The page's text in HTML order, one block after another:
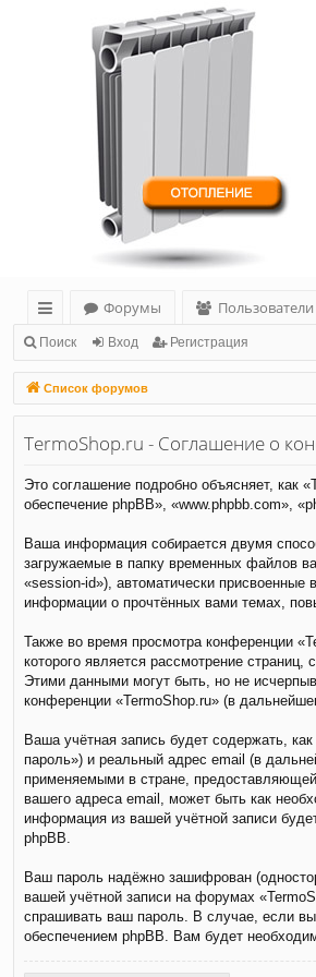
с
ы
лк
и
Форумы
Пользователи
Поиск Вход Регистрация
Список форумов
TermoShop.ru - Соглашение о
Это соглашение подробно объясняет, как
обеспечение phpBB», «www.phpbb.com»,
Ваша информация собирается двумя
загружаемые в папку временных файлов
«session-id»), автоматически
информации о прочтённых вами темах,
Также во время просмотра конференции
которого является рассмотрение
Этими данными могут быть, но не
конференции «TermoShop.ru» (в
Ваша учётная запись будет содержать,
пароль») и реальный адрес email (в
применяемыми в стране,
вашего адреса email, может быть как
информация из вашей учётной записи
phpBB.
Ваш пароль надёжно зашифрован
вашей учётной записи на форумах
спрашивать ваш пароль. В случае, если
обеспечением phpBB. Вам будет